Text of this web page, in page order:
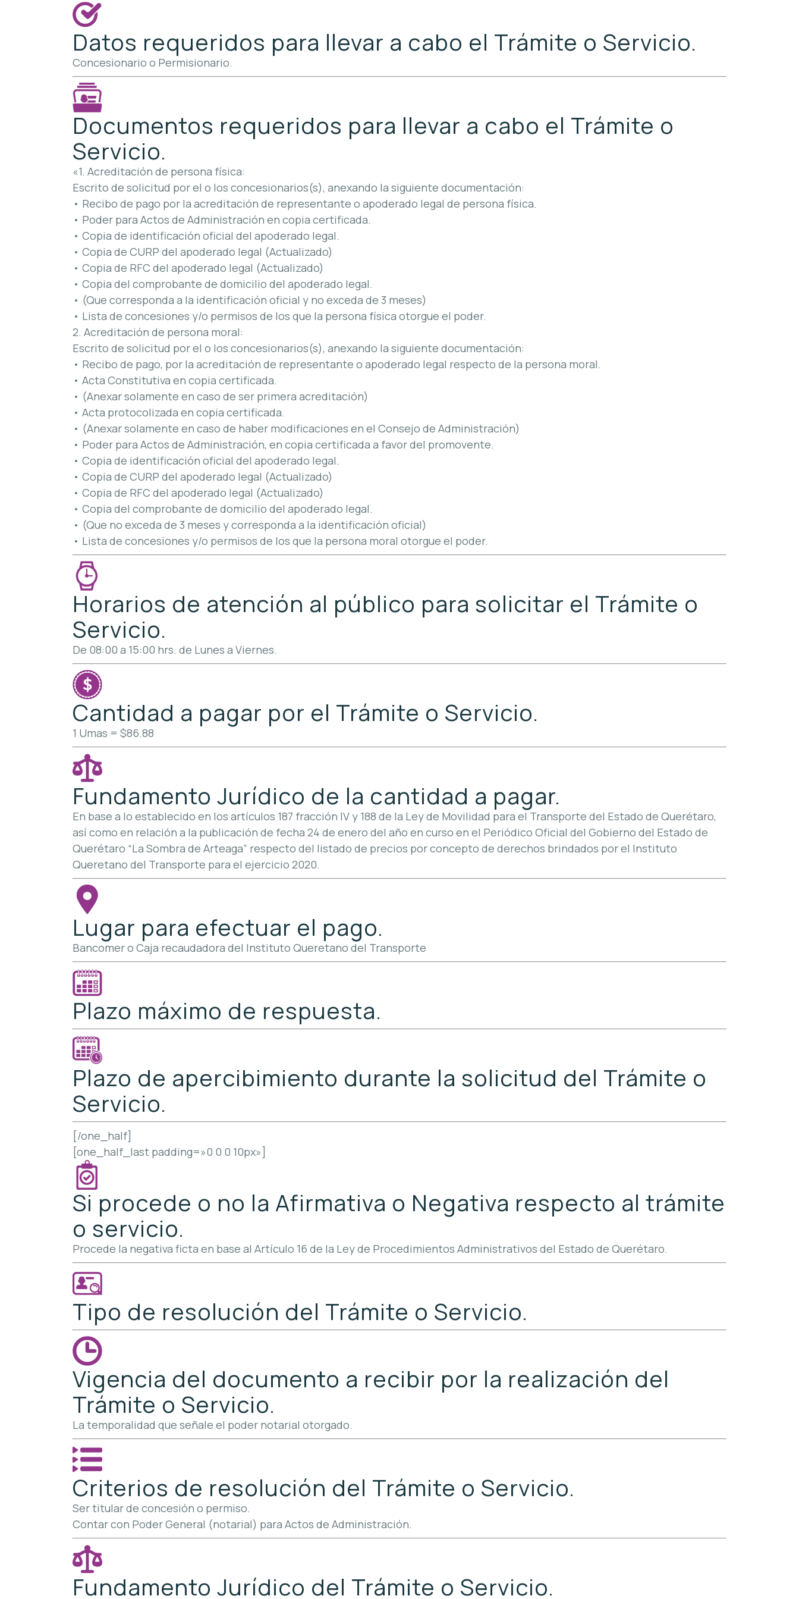
Datos requeridos para llevar a cabo el Trámite o Servicio.
Concesionario o Permisionario.
Documentos requeridos para llevar a cabo el Trámite o
Servicio.
«1. Acreditación de persona física:
Escrito de solicitud por el o los concesionarios(s), anexando la siguiente documentación:
• Recibo de pago por la acreditación de representante o apoderado legal de persona física.
• Poder para Actos de Administración en copia certificada.
• Copia de identificación oficial del apoderado legal.
• Copia de CURP del apoderado legal (Actualizado)
• Copia de RFC del apoderado legal (Actualizado)
• Copia del comprobante de domicilio del apoderado legal.
• (Que corresponda a la identificación oficial y no exceda de 3 meses)
• Lista de concesiones y/o permisos de los que la persona física otorgue el poder.
2. Acreditación de persona moral:
Escrito de solicitud por el o los concesionarios(s), anexando la siguiente documentación:
• Recibo de pago, por la acreditación de representante o apoderado legal respecto de la persona moral.
• Acta Constitutiva en copia certificada.
• (Anexar solamente en caso de ser primera acreditación)
• Acta protocolizada en copia certificada.
• (Anexar solamente en caso de haber modificaciones en el Consejo de Administración)
• Poder para Actos de Administración, en copia certificada a favor del promovente.
• Copia de identificación oficial del apoderado legal.
• Copia de CURP del apoderado legal (Actualizado)
• Copia de RFC del apoderado legal (Actualizado)
• Copia del comprobante de domicilio del apoderado legal.
• (Que no exceda de 3 meses y corresponda a la identificación oficial)
• Lista de concesiones y/o permisos de los que la persona moral otorgue el poder.
Horarios de atención al público para solicitar el Trámite o
Servicio.
De 08:00 a 15:00 hrs. de Lunes a Viernes.
Cantidad a pagar por el Trámite o Servicio.
1 Umas = $86.88
Fundamento Jurídico de la cantidad a pagar.
En base a lo establecido en los artículos 187 fracción IV y 188 de la Ley de Movilidad para el Transporte del Estado de Querétaro,
así como en relación a la publicación de fecha 24 de enero del año en curso en el Periódico Oficial del Gobierno del Estado de
Querétaro “La Sombra de Arteaga” respecto del listado de precios por concepto de derechos brindados por el Instituto
Queretano del Transporte para el ejercicio 2020.
Lugar para efectuar el pago.
Bancomer o Caja recaudadora del Instituto Queretano del Transporte
Plazo máximo de respuesta.
Plazo de apercibimiento durante la solicitud del Trámite o
Servicio.
[/one_half]
[one_half_last padding=»0 0 0 10px»]
Si procede o no la Afirmativa o Negativa respecto al trámite
o servicio.
Procede la negativa ficta en base al Artículo 16 de la Ley de Procedimientos Administrativos del Estado de Querétaro.
Tipo de resolución del Trámite o Servicio.
Vigencia del documento a recibir por la realización del
Trámite o Servicio.
La temporalidad que señale el poder notarial otorgado.
Criterios de resolución del Trámite o Servicio.
Ser titular de concesión o permiso.
Contar con Poder General (notarial) para Actos de Administración.
Fundamento Jurídico del Trámite o Servicio.